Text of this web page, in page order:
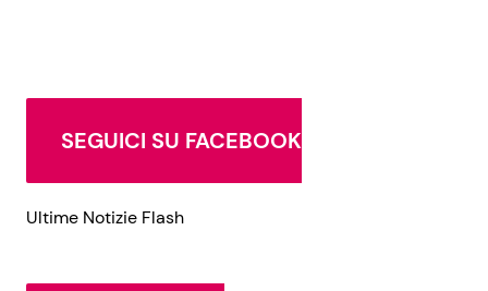
SEGUICI SU FACEBOOK
Ultime Notizie Flash